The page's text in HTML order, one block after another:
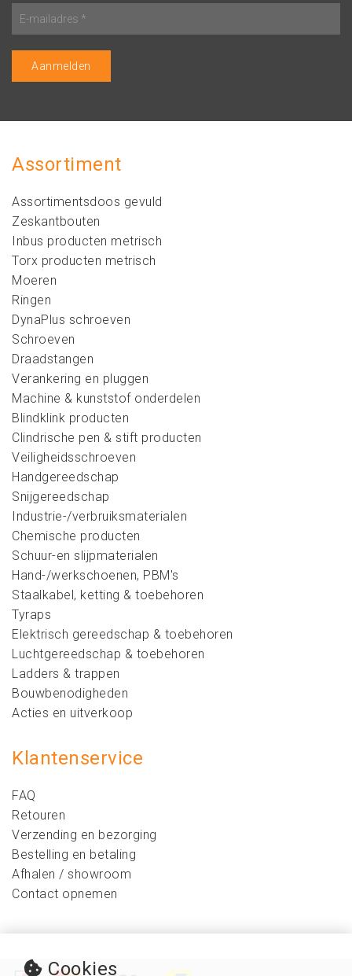
Assortiment
Assortimentsdoos gevuld
Zeskantbouten
Inbus producten metrisch
Torx producten metrisch
Moeren
Ringen
DynaPlus schroeven
Schroeven
Draadstangen
Verankering en pluggen
Machine & kunststof onderdelen
Blindklink producten
Clindrische pen & stift producten
Veiligheidsschroeven
Handgereedschap
Snijgereedschap
Industrie-/verbruiksmaterialen
Chemische producten
Schuur-en slijpmaterialen
Hand-/werkschoenen, PBM's
Staalkabel, ketting & toebehoren
Tyraps
Elektrisch gereedschap & toebehoren
Luchtgereedschap & toebehoren
Ladders & trappen
Bouwbenodigheden
Acties en uitverkoop
Klantenservice
FAQ
Retouren
Verzending en bezorging
Bestelling en betaling
Afhalen / showroom
Contact opnemen
Cookies